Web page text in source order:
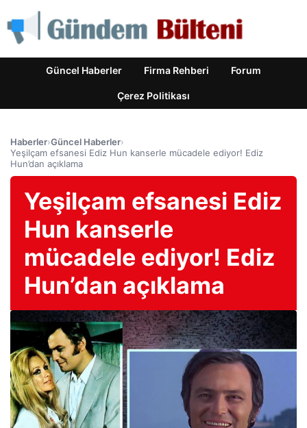
Güncel Haberler Firma Rehberi Forum
Çerez Politikası
Haberler›Güncel Haberler›
Yeşilçam efsanesi Ediz Hun kanserle mücadele ediyor! Ediz
Hun’dan açıklama
Yeşilçam efsanesi Ediz
Hun kanserle
mücadele ediyor! Ediz
Hun’dan açıklama